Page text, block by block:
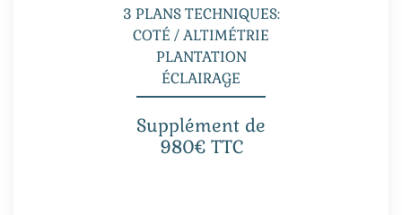
3 PLANS TECHNIQUES:
COTÉ / ALTIMÉTRIE
PLANTATION
ÉCLAIRAGE
Supplément de
980€ TTC